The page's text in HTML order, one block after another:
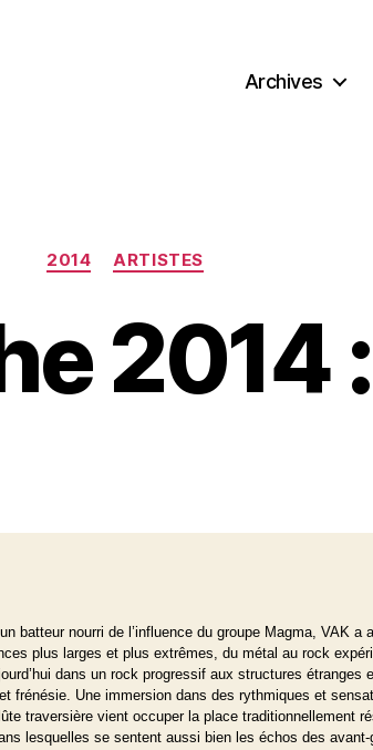
Archives
Categories
2014 ARTISTES
2014
batteur nourri de l’influence du groupe Magma, VAK a
plus larges et plus extrêmes, du métal au rock
dans un rock progressif aux structures étranges
frénésie. Une immersion dans des rythmiques et
traversière vient occuper la place traditionnellement
lesquelles se sentent aussi bien les échos des avant-